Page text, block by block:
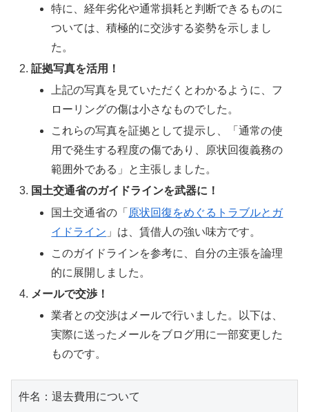
特に、経年劣化や通常損耗と判断できるものに
ついては、積極的に交渉する姿勢を示しまし
た。
証拠写真を活用！
上記の写真を見ていただくとわかるように、フ
ローリングの傷は小さなものでした。
これらの写真を証拠として提示し、「通常の使
用で発生する程度の傷であり、原状回復義務の
範囲外である」と主張しました。
国土交通省のガイドラインを武器に！
国土交通省の「 原状回復をめぐるトラブルとガ
イドライン 」は、賃借人の強い味方です。
このガイドラインを参考に、自分の主張を論理
的に展開しました。
メールで交渉！
業者との交渉はメールで行いました。以下は、
実際に送ったメールをブログ用に一部変更した
ものです。
件名：退去費用について